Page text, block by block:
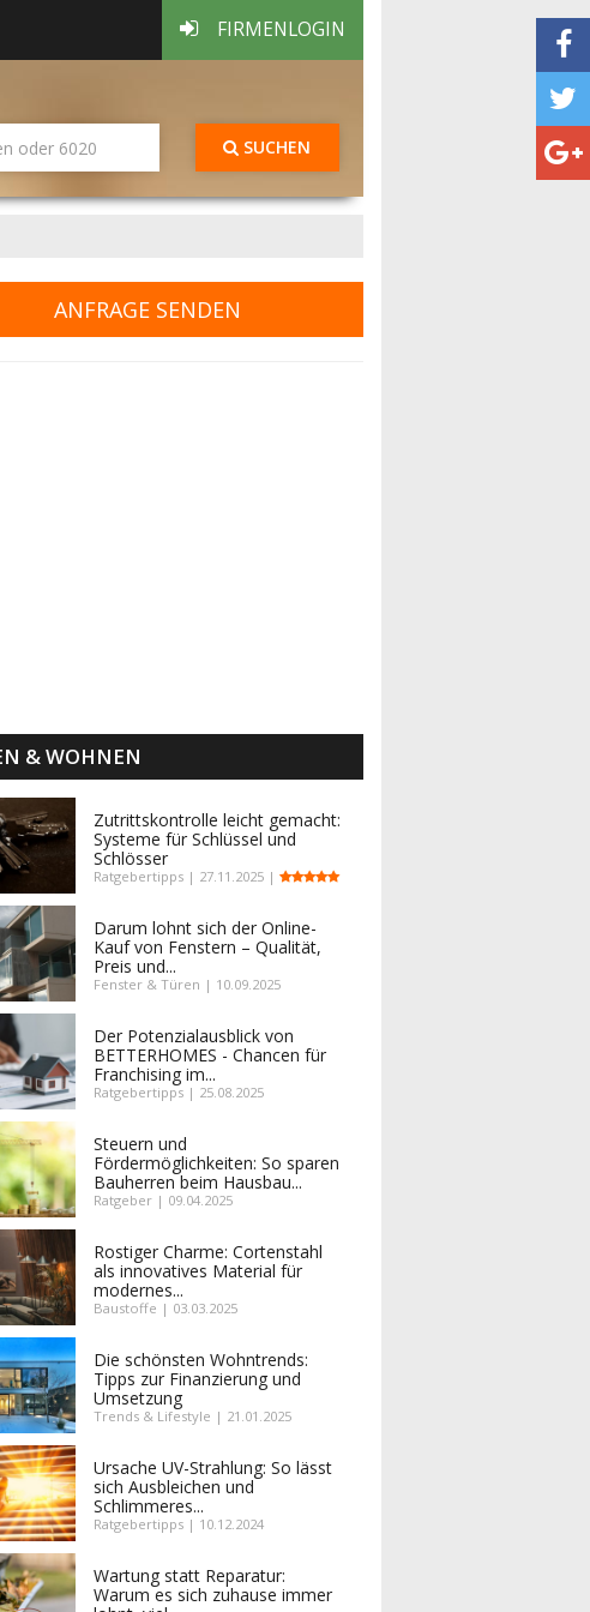
FIRMENLOGIN
SUCHEN
ANFRAGE SENDEN
& WOHNEN
Zutrittskontrolle leicht gemacht:
Systeme für Schlüssel und
Schlösser
Ratgebertipps | 27.11.2025 |
Darum lohnt sich der Online-
Kauf von Fenstern – Qualität,
Preis und...
Fenster & Türen | 10.09.2025
Der Potenzialausblick von
BETTERHOMES - Chancen für
Franchising im...
Ratgebertipps | 25.08.2025
Steuern und
Fördermöglichkeiten: So sparen
Bauherren beim Hausbau...
Ratgeber | 09.04.2025
Rostiger Charme: Cortenstahl
als innovatives Material für
modernes...
Baustoffe | 03.03.2025
Die schönsten Wohntrends:
Tipps zur Finanzierung und
Umsetzung
Trends & Lifestyle | 21.01.2025
Ursache UV-Strahlung: So lässt
sich Ausbleichen und
Schlimmeres...
Ratgebertipps | 10.12.2024
Wartung statt Reparatur:
Warum es sich zuhause immer